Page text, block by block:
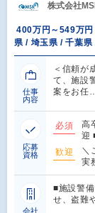
株式会社
400万円～549万円
県 / 埼玉県 / 千葉
仕事
内容
＜信頼が
て、施設
案をお任…
応募
資格
必須
高
迎
歓迎
＼
実
会社
■施設警
せ、盗難